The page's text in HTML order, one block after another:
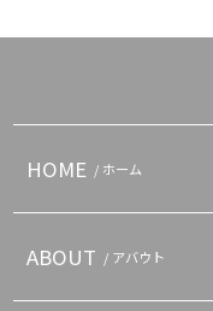
HOME / ホーム
ABOUT / アバウト